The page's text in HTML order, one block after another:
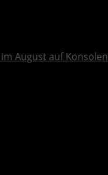
August auf Konsolen